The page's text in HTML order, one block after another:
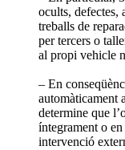
ocults, defectes,
treballs de
per tercers o
al propi vehicle
– En
automàticament
determine que
íntegrament o
intervenció